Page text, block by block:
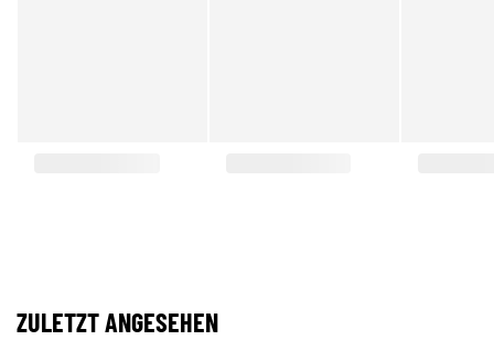
ZULETZT ANGESEHEN